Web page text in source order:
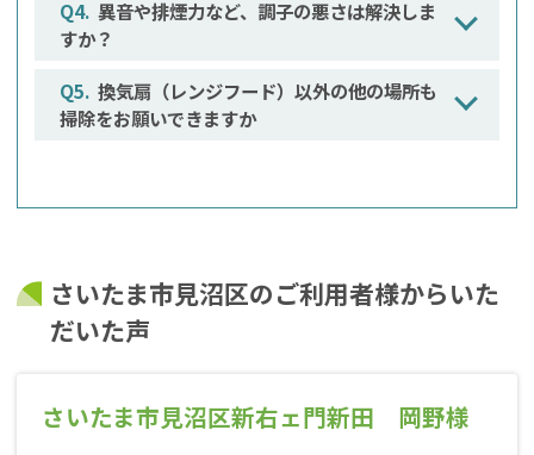
異音や排煙力など、調子の悪さは解決しま
すか？
換気扇（レンジフード）以外の他の場所も
掃除をお願いできますか
さいたま市見沼区のご利用者様からいた
だいた声
さいたま市見沼区新右ェ門新田 岡野様